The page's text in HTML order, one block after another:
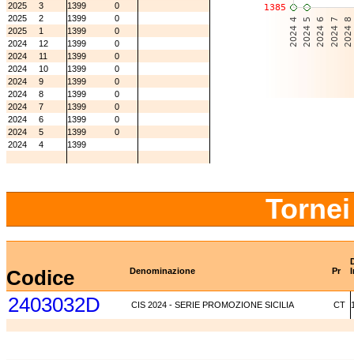
2025
3 1399
0
2025
2 1399
0
2025
1 1399
0
2024
12 1399
0
2024
11 1399
0
2024
10 1399
0
2024
9 1399
0
2024
8 1399
0
2024
7 1399
0
2024
6 1399
0
2024
5 1399
0
2024
4 1399
Codice Denominazione Pr
2403032D CIS 2024 - SERIE PROMOZIONE SICILIA CT